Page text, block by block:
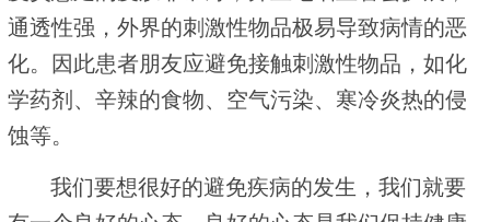
通透性强，外界的刺激性物品极易导致病情的恶
化。因此患者朋友应避免接触刺激性物品，如化
学药剂、辛辣的食物、空气污染、寒冷炎热的侵
蚀等。
我们要想很好的避免疾病的发生，我们就要